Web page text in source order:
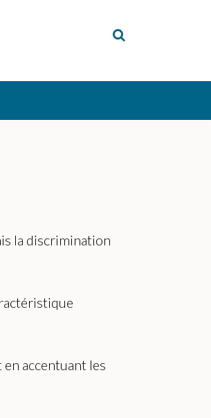
la discrimination
accentuant les